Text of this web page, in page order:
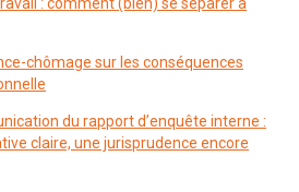
chômage sur les conséquences
du rapport d’enquête interne :
claire, une jurisprudence encore